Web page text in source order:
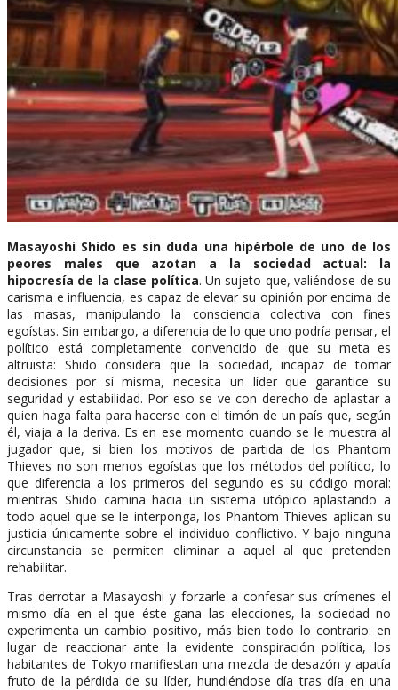
Masayoshi Shido es sin duda una hipérbole de uno de los
peores males que azotan a la sociedad actual: la
hipocresía de la clase política. Un sujeto que, valiéndose de su
carisma e influencia, es capaz de elevar su opinión por encima de
las masas, manipulando la consciencia colectiva con fines
egoístas. Sin embargo, a diferencia de lo que uno podría pensar, el
político está completamente convencido de que su meta es
altruista: Shido considera que la sociedad, incapaz de tomar
decisiones por sí misma, necesita un líder que garantice su
seguridad y estabilidad. Por eso se ve con derecho de aplastar a
quien haga falta para hacerse con el timón de un país que, según
él, viaja a la deriva. Es en ese momento cuando se le muestra al
jugador que, si bien los motivos de partida de los Phantom
Thieves no son menos egoístas que los métodos del político, lo
que diferencia a los primeros del segundo es su código moral:
mientras Shido camina hacia un sistema utópico aplastando a
todo aquel que se le interponga, los Phantom Thieves aplican su
justicia únicamente sobre el individuo conflictivo. Y bajo ninguna
circunstancia se permiten eliminar a aquel al que pretenden
rehabilitar.
Tras derrotar a Masayoshi y forzarle a confesar sus crímenes el
mismo día en el que éste gana las elecciones, la sociedad no
experimenta un cambio positivo, más bien todo lo contrario: en
lugar de reaccionar ante la evidente conspiración política, los
habitantes de Tokyo manifiestan una mezcla de desazón y apatía
fruto de la pérdida de su líder, hundiéndose día tras día en una